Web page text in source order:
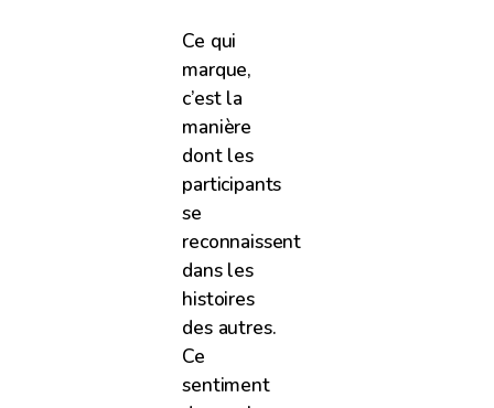
Ce qui
marque,
c’est la
manière
dont les
participants
se
reconnaissent
dans les
histoires
des autres.
Ce
sentiment